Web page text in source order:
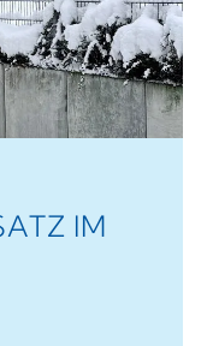
IM